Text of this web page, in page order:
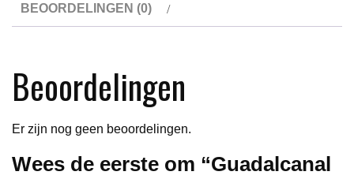
BEOORDELINGEN (0)
Beoordelingen
Er zijn nog geen beoordelingen.
Wees de eerste om “Guadalcanal